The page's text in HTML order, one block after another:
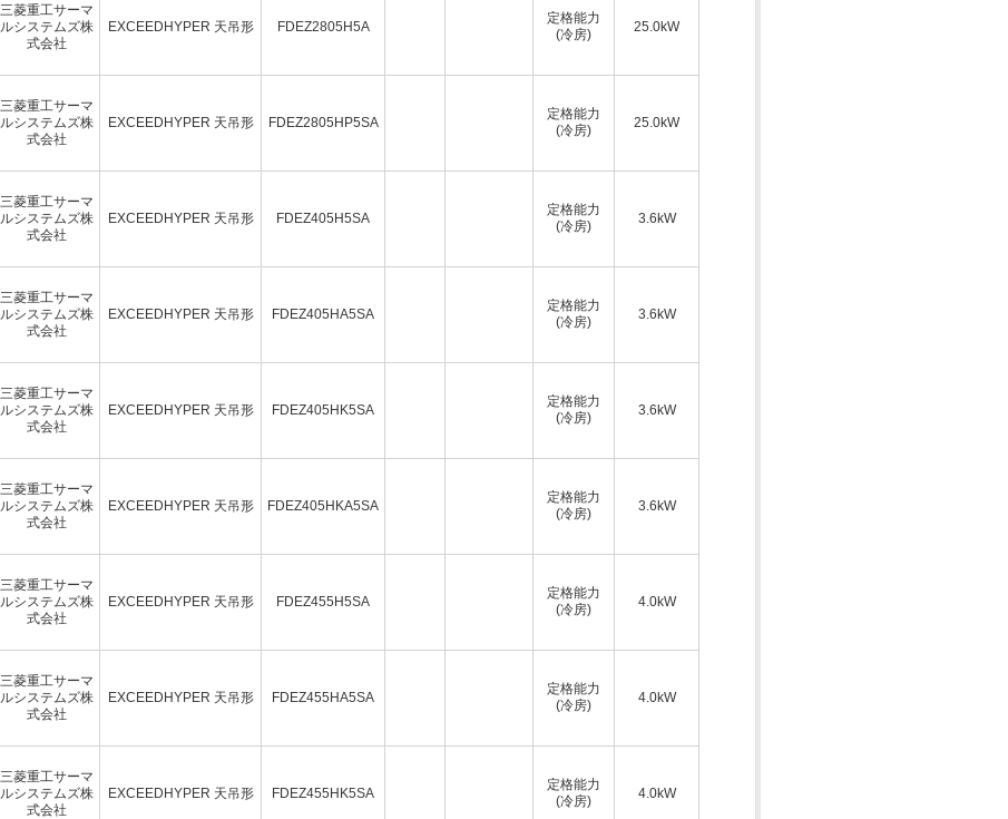
三菱重工サーマ
ルシステムズ株
式会社
EXCEEDHYPER 天吊形 FDEZ2805H5A
定格能力
(冷房)
25.0kW
三菱重工サーマ
ルシステムズ株
式会社
EXCEEDHYPER 天吊形 FDEZ2805HP5SA
定格能力
(冷房)
25.0kW
三菱重工サーマ
ルシステムズ株
式会社
EXCEEDHYPER 天吊形 FDEZ405H5SA
定格能力
(冷房)
3.6kW
三菱重工サーマ
ルシステムズ株
式会社
EXCEEDHYPER 天吊形 FDEZ405HA5SA
定格能力
(冷房)
3.6kW
三菱重工サーマ
ルシステムズ株
式会社
EXCEEDHYPER 天吊形 FDEZ405HK5SA
定格能力
(冷房)
3.6kW
三菱重工サーマ
ルシステムズ株
式会社
EXCEEDHYPER 天吊形 FDEZ405HKA5SA
定格能力
(冷房)
3.6kW
三菱重工サーマ
ルシステムズ株
式会社
EXCEEDHYPER 天吊形 FDEZ455H5SA
定格能力
(冷房)
4.0kW
三菱重工サーマ
ルシステムズ株
式会社
EXCEEDHYPER 天吊形 FDEZ455HA5SA
定格能力
(冷房)
4.0kW
三菱重工サーマ
ルシステムズ株
式会社
EXCEEDHYPER 天吊形 FDEZ455HK5SA
定格能力
(冷房)
4.0kW